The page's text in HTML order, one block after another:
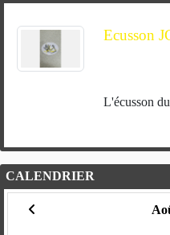
Ecusson
L'écusson
CALENDRIER